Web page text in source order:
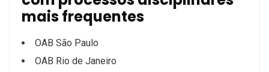
mais frequentes
OAB São Paulo
OAB Rio de Janeiro